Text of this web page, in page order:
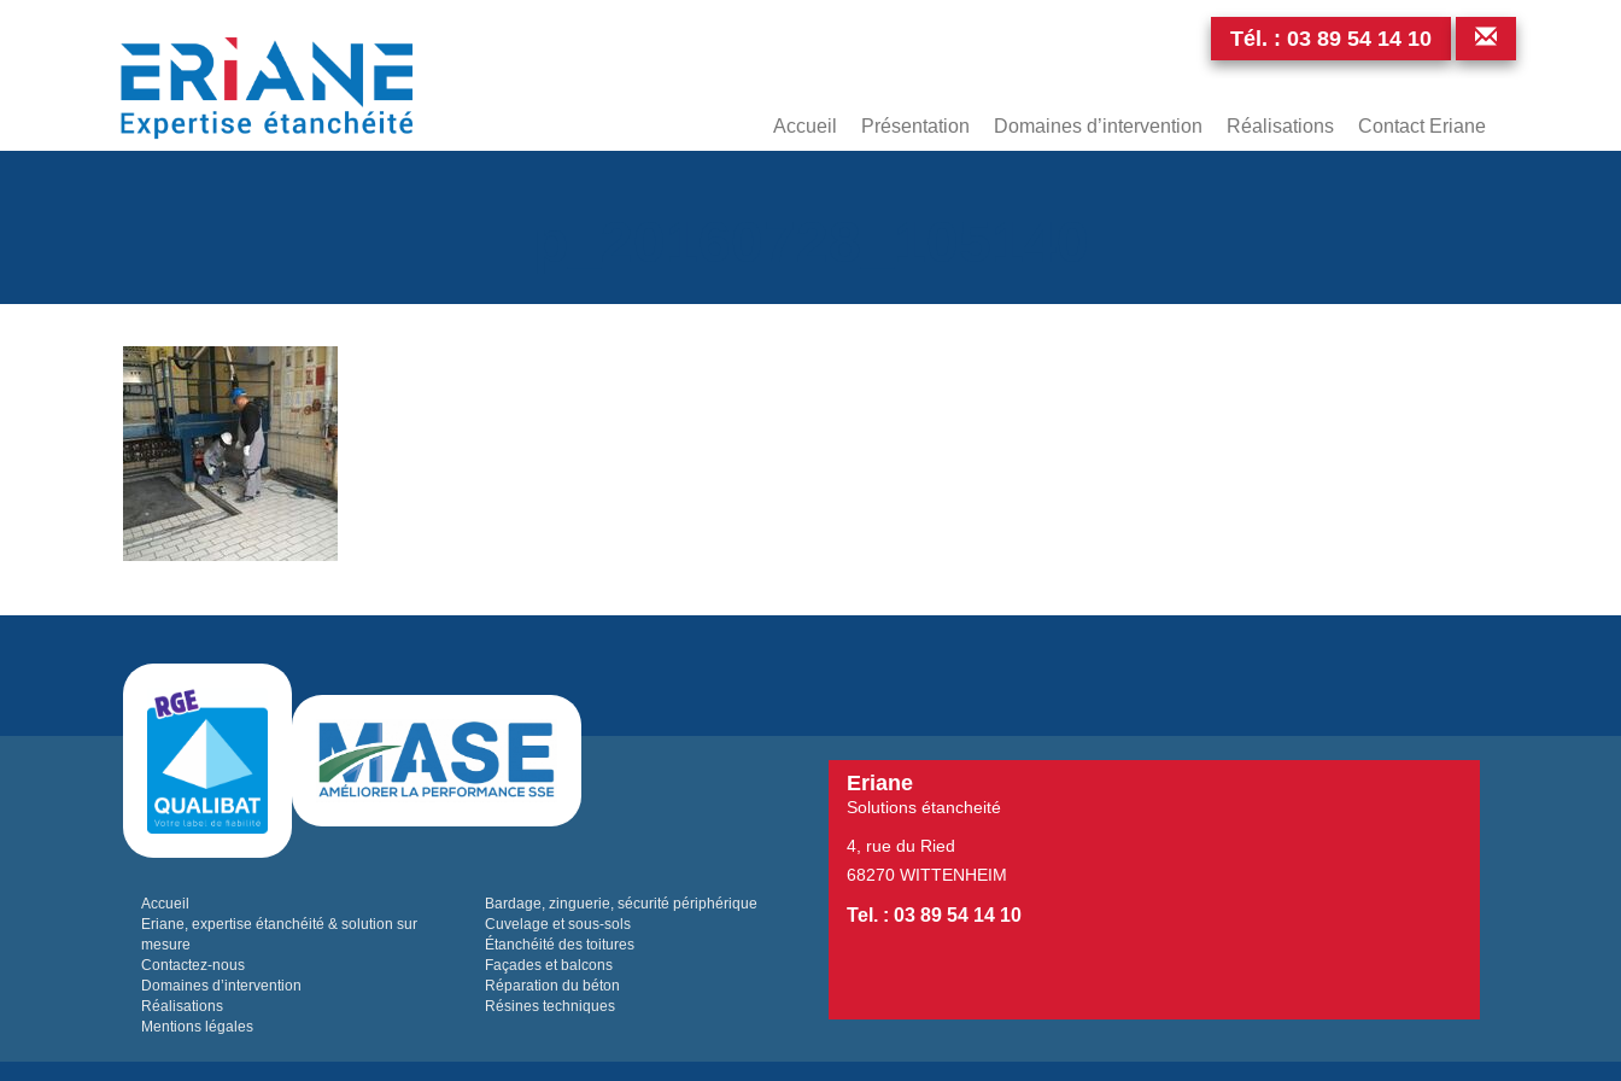
Tél. : 03 89 54 14 10
Accueil Présentation Domaines d’intervention Réalisations Contact Eriane
Accueil
Eriane, expertise étanchéité & solution sur
mesure
Contactez-nous
Domaines d’intervention
Réalisations
Mentions légales
Bardage, zinguerie, sécurité périphérique
Cuvelage et sous-sols
Étanchéité des toitures
Façades et balcons
Réparation du béton
Résines techniques
Eriane
Solutions étancheité
4, rue du Ried
68270 WITTENHEIM
Tel. : 03 89 54 14 10